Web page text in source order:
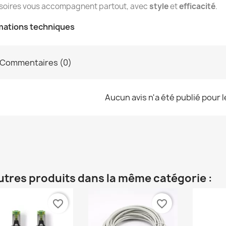
vous accompagnent partout, avecstyleetefficacité.
techniques
(0)
Aucun avis n'a été publié pour
produits dans la même catégorie :
favorite_border favorite_border